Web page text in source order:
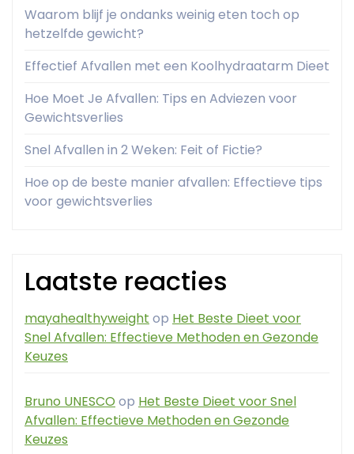
Waarom blijf je ondanks weinig eten toch op
hetzelfde gewicht?
Effectief Afvallen met een Koolhydraatarm Dieet
Hoe Moet Je Afvallen: Tips en Adviezen voor
Gewichtsverlies
Snel Afvallen in 2 Weken: Feit of Fictie?
Hoe op de beste manier afvallen: Effectieve tips
voor gewichtsverlies
Laatste reacties
mayahealthyweight op Het Beste Dieet voor
Snel Afvallen: Effectieve Methoden en Gezonde
Keuzes
Bruno UNESCO op Het Beste Dieet voor Snel
Afvallen: Effectieve Methoden en Gezonde
Keuzes